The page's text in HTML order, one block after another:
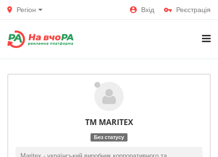
Регіон Вхід Реєстрація
ТМ MARITEX
Без статусу